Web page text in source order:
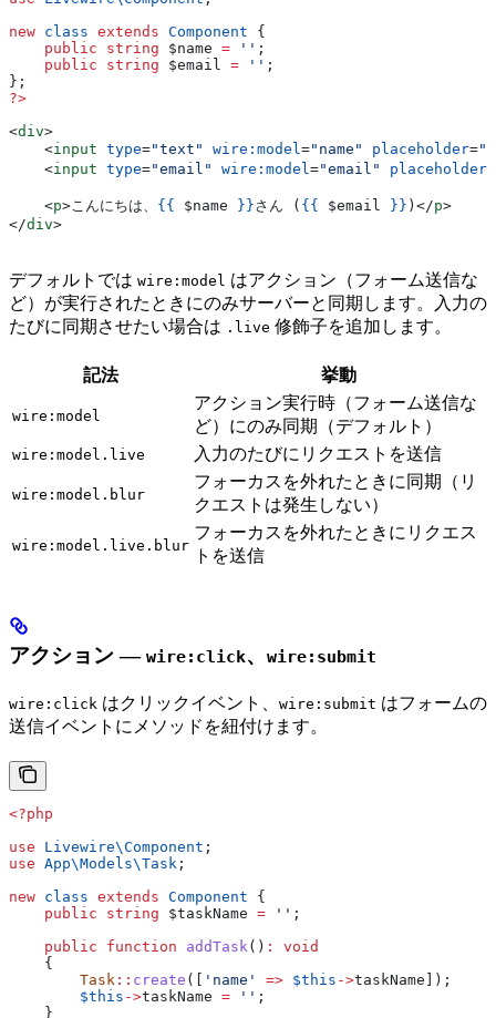
new class extends Component {
    public
string $name = '' ;
    public
string $email = '' ;
};
?>
<div>
    <
input type="text" wire:model ="name" placeholder="
    <
input type="email" wire:model ="email" placeholder
    <
p> こんにちは、 {{ $name }}さん ( {{ $email }} ) </p>
</div>
デフォルトでは wire:model はアクション（フォーム送信な
ど）が実行されたときにのみサーバーと同期します。入力の
たびに同期させたい場合は .live 修飾子を追加します。
記法 挙動
wire:model
アクション実行時（フォーム送信な
ど）にのみ同期（デフォルト）
wire:model.live 入力のたびにリクエストを送信
wire:model.blur
フォーカスを外れたときに同期（リ
クエストは発生しない）
wire:model.live.blur
フォーカスを外れたときにリクエス
トを送信
アクション — wire:click、 wire:submit
wire:click はクリックイベント、 wire:submit はフォームの
送信イベントにメソッドを紐付けます。
<?php
use Livewire\Component ;
use App\Models\Task ;
new class extends Component {
    public
string $taskName = '' ;
    public
function addTask() :
void
    {
        Task
:: create ([ 'name' => $this ->taskName ]);
        $this
->taskName = '' ;
    }